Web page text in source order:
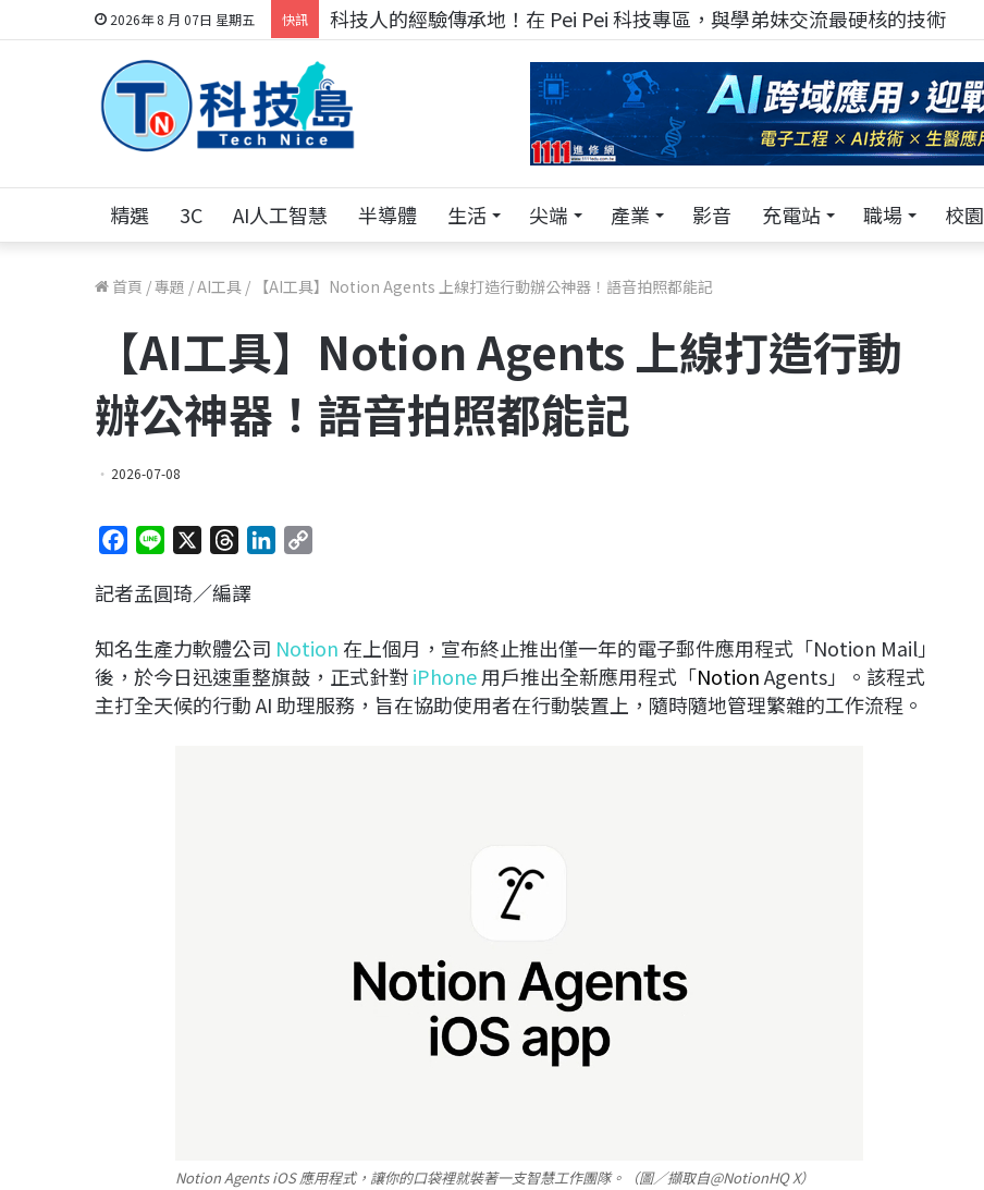
2026年 8 月 07日 星期五 快訊 科技人的經驗傳承地！在 Pei Pei 科技專區，與學弟妹交流最硬核的技術
精選 3C AI人工智慧 半導體 生活 尖端 產業 影音 充電站 職場 校園
首頁 /專題 /AI工具 / 【AI工具】Notion Agents 上線打造行動辦公神器！語音拍照都能記
【AI工具】Notion Agents 上線打造行動
辦公神器！語音拍照都能記
2026-07-08
c
b
o
o
n
r
a
d
s
e
d
I
L
n
記者孟圓琦／編譯
知名生產力軟體公司 Notion 在上個月，宣布終止推出僅一年的電子郵件應用程式「Notion Mail」
後，於今日迅速重整旗鼓，正式針對iPhone用戶推出全新應用程式「NotionAgents」。該程式
主打全天候的行動 AI 助理服務，旨在協助使用者在行動裝置上，隨時隨地管理繁雜的工作流程。
Notion Agents iOS 應用程式，讓你的口袋裡就裝著一支智慧工作團隊。（圖／擷取自@NotionHQ X）